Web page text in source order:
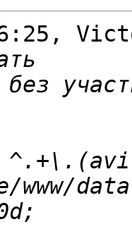
без